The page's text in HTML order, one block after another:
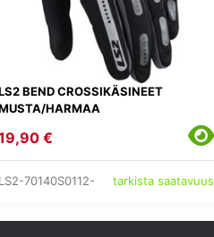
BEND CROSSIKÄSINEET
HARMAA
€
LS2-70140S0112- tarkista saatavuus